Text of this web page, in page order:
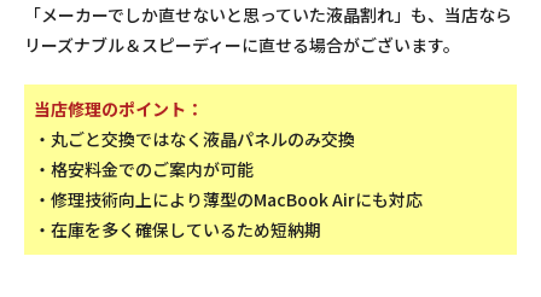
「メーカーでしか直せないと思っていた液晶割れ」も、当店なら
リーズナブル＆スピーディーに直せる場合がございます。
当店修理のポイント：
・丸ごと交換ではなく液晶パネルのみ交換
・格安料金でのご案内が可能
・修理技術向上により薄型のMacBook Airにも対応
・在庫を多く確保しているため短納期